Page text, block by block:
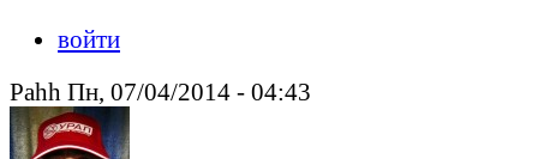
войти
Pahh Пн, 07/04/2014 - 04:43